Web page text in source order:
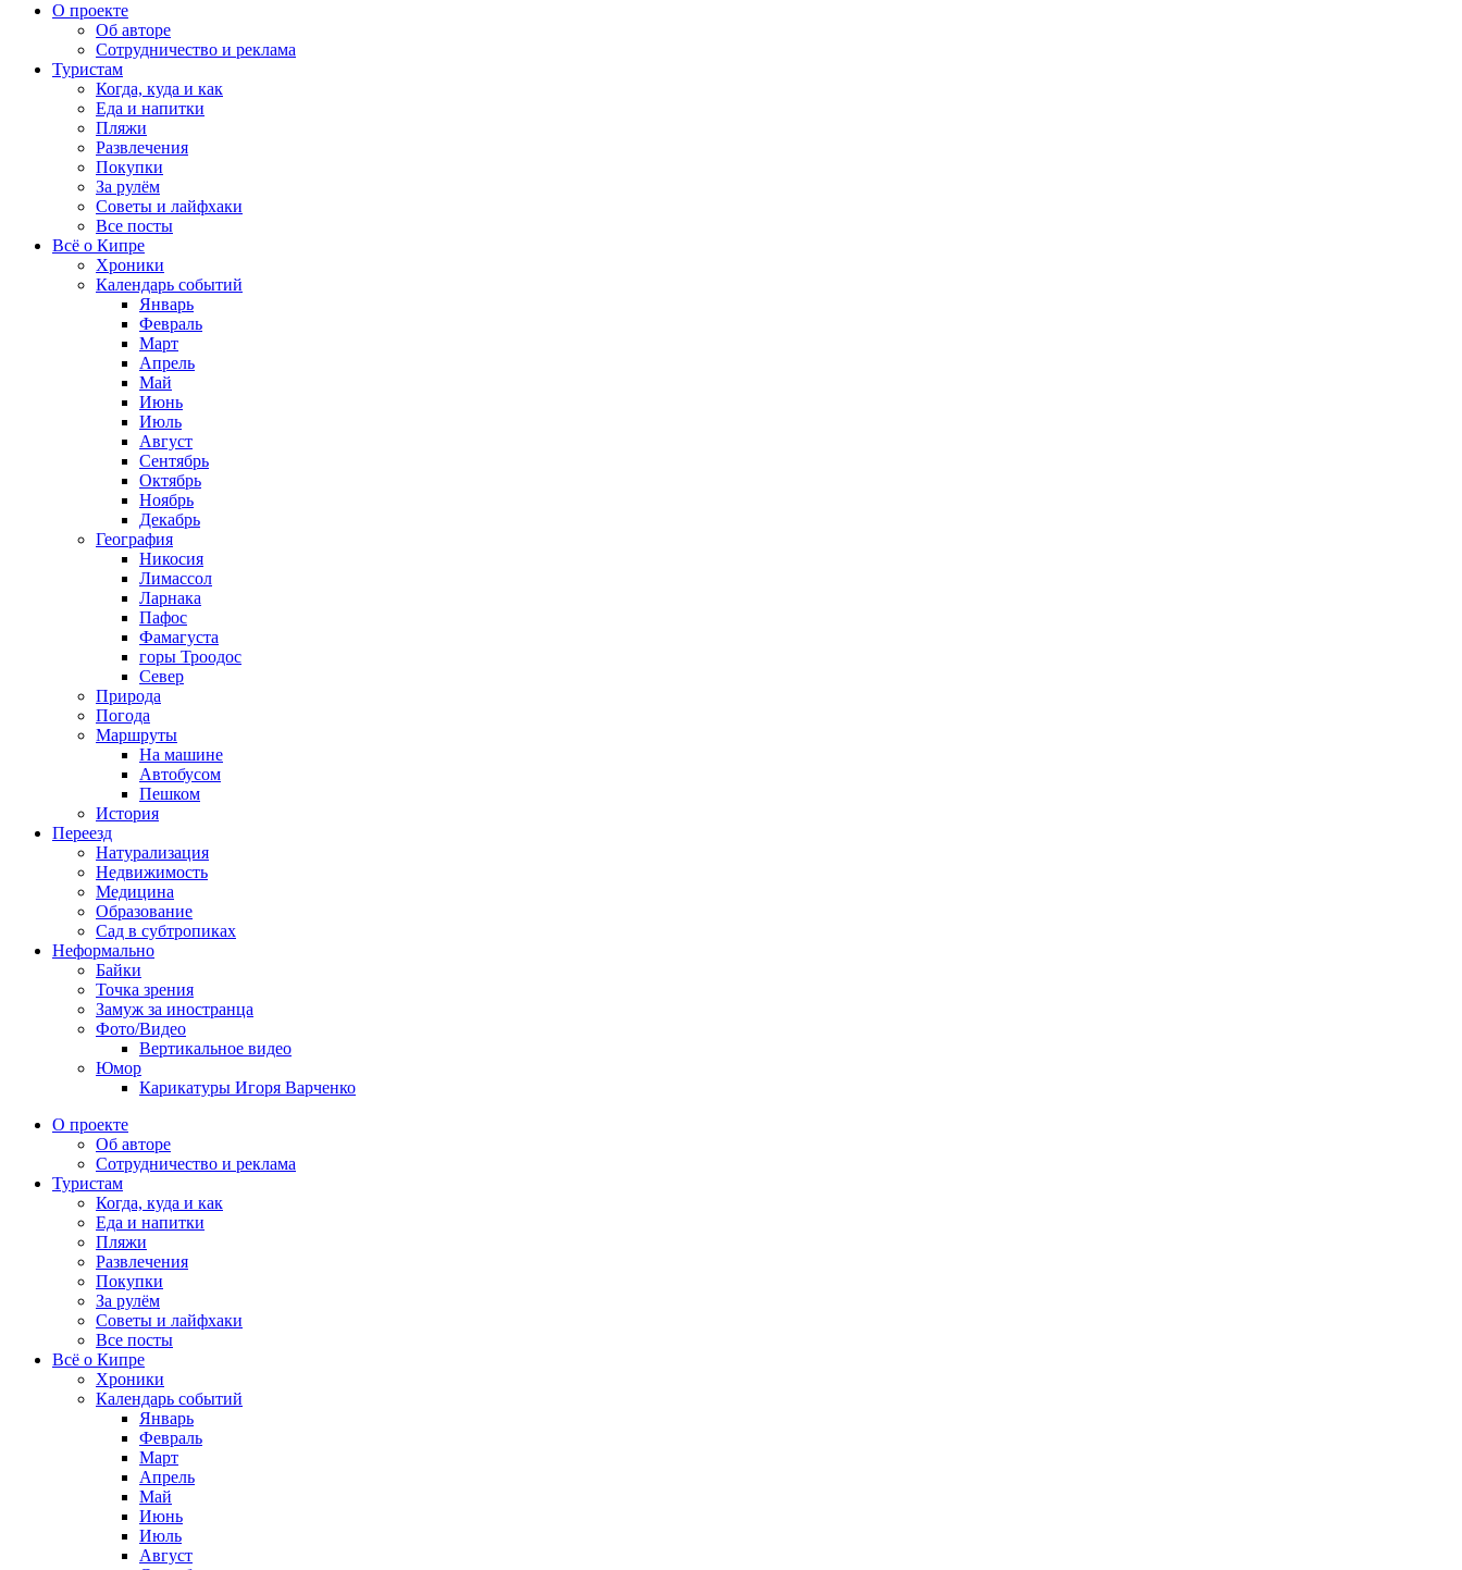
О проекте
Об авторе
Сотрудничество и реклама
Туристам
Когда, куда и как
Еда и напитки
Пляжи
Развлечения
Покупки
За рулём
Советы и лайфхаки
Все посты
Всё о Кипре
Хроники
Календарь событий
Январь
Февраль
Март
Апрель
Май
Июнь
Июль
Август
Сентябрь
Октябрь
Ноябрь
Декабрь
География
Никосия
Лимассол
Ларнака
Пафос
Фамагуста
горы Троодос
Север
Природа
Погода
Маршруты
На машине
Автобусом
Пешком
История
Переезд
Натурализация
Недвижимость
Медицина
Образование
Сад в субтропиках
Неформально
Байки
Точка зрения
Замуж за иностранца
Фото/Видео
Вертикальное видео
Юмор
Карикатуры Игоря Варченко
О проекте
Об авторе
Сотрудничество и реклама
Туристам
Когда, куда и как
Еда и напитки
Пляжи
Развлечения
Покупки
За рулём
Советы и лайфхаки
Все посты
Всё о Кипре
Хроники
Календарь событий
Январь
Февраль
Март
Апрель
Май
Июнь
Июль
Август